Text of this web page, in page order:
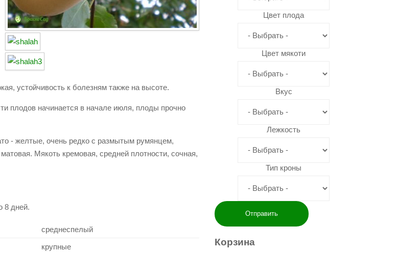
устойчивость к болезням также на высоте.
плодов начинается в начале июля, плоды прочно
- желтые, очень редко с размытым румянцем,
Мякоть кремовая, средней плотности, сочная,
8 дней.
среднеспелый
крупные
Цвет плода
Цвет мякоти
Вкус
Лежкость
Тип кроны
Корзина